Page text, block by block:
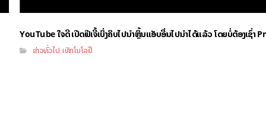
YouTube ໃຈດີ ເປີດຟີເຈີ້ເບິ່ງຄິບໄປນຳຫຼິ້ນແອັບອື່ນໄປນຳໄດ້ແລ້ວ ໂດຍບໍ່ຕ້ອງເຊົ່າ
ຂ່າວທົ່ວໄປ,ເທັກໂນໂລຢີ